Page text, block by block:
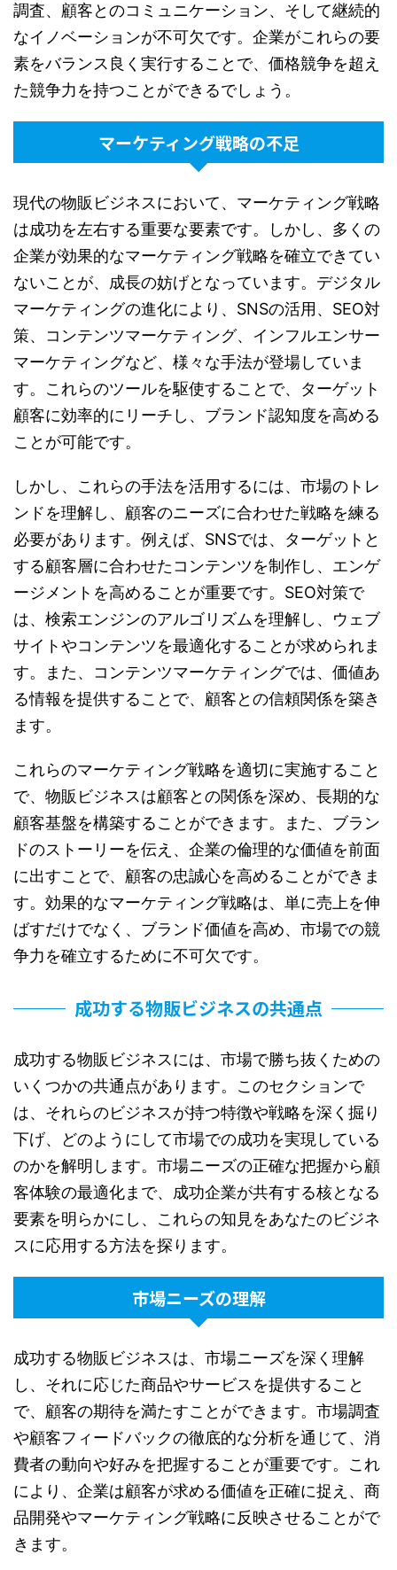
調査、顧客とのコミュニケーション、そして継続的
なイノベーションが不可欠です。企業がこれらの要
素をバランス良く実行することで、価格競争を超え
た競争力を持つことができるでしょう。
マーケティング戦略の不足
現代の物販ビジネスにおいて、マーケティング戦略
は成功を左右する重要な要素です。しかし、多くの
企業が効果的なマーケティング戦略を確立できてい
ないことが、成長の妨げとなっています。デジタル
マーケティングの進化により、SNSの活用、SEO対
策、コンテンツマーケティング、インフルエンサー
マーケティングなど、様々な手法が登場していま
す。これらのツールを駆使することで、ターゲット
顧客に効率的にリーチし、ブランド認知度を高める
ことが可能です。
しかし、これらの手法を活用するには、市場のトレ
ンドを理解し、顧客のニーズに合わせた戦略を練る
必要があります。例えば、SNSでは、ターゲットと
する顧客層に合わせたコンテンツを制作し、エンゲ
ージメントを高めることが重要です。SEO対策で
は、検索エンジンのアルゴリズムを理解し、ウェブ
サイトやコンテンツを最適化することが求められま
す。また、コンテンツマーケティングでは、価値あ
る情報を提供することで、顧客との信頼関係を築き
ます。
これらのマーケティング戦略を適切に実施すること
で、物販ビジネスは顧客との関係を深め、長期的な
顧客基盤を構築することができます。また、ブラン
ドのストーリーを伝え、企業の倫理的な価値を前面
に出すことで、顧客の忠誠心を高めることができま
す。効果的なマーケティング戦略は、単に売上を伸
ばすだけでなく、ブランド価値を高め、市場での競
争力を確立するために不可欠です。
成功する物販ビジネスの共通点
成功する物販ビジネスには、市場で勝ち抜くための
いくつかの共通点があります。このセクションで
は、それらのビジネスが持つ特徴や戦略を深く掘り
下げ、どのようにして市場での成功を実現している
のかを解明します。市場ニーズの正確な把握から顧
客体験の最適化まで、成功企業が共有する核となる
要素を明らかにし、これらの知見をあなたのビジネ
スに応用する方法を探ります。
市場ニーズの理解
成功する物販ビジネスは、市場ニーズを深く理解
し、それに応じた商品やサービスを提供すること
で、顧客の期待を満たすことができます。市場調査
や顧客フィードバックの徹底的な分析を通じて、消
費者の動向や好みを把握することが重要です。これ
により、企業は顧客が求める価値を正確に捉え、商
品開発やマーケティング戦略に反映させることがで
きます。